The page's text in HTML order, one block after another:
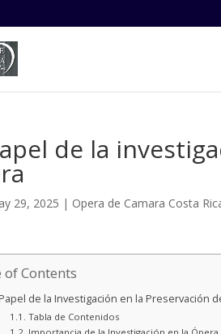
de la
29, 2025 | Opera de Camara Costa
of Contents
de la Investigación en la Preservación
Tabla de Contenidos